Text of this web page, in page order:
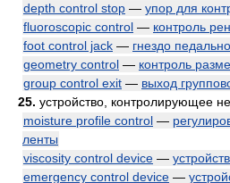
depth control stop — упор для
fluoroscopic control — контроль
foot control jack — гнездо
geometry control — контроль
group control exit — выход
25. устройство, контролирующее
moisture profile control —
ленты
viscosity control device —
emergency control device —